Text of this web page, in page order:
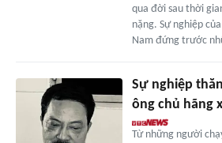
qua đời sau thời
nặng. Sự nghiệp
Nam đứng trước
Sự nghiệp
ông chủ hãng
Từ những người